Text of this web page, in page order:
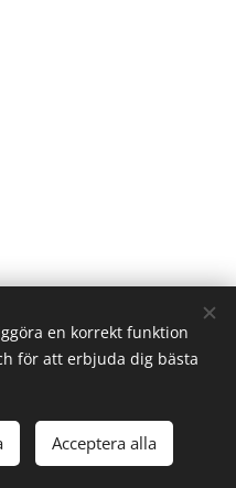
Cookies
en korrekt funktion
för att erbjuda dig bästa
Acceptera alla